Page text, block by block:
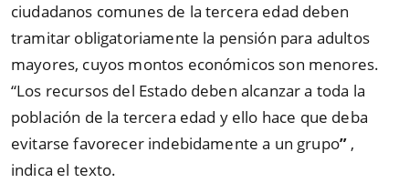
ciudadanos comunes de la tercera edad deben
tramitar obligatoriamente la pensión para adultos
mayores, cuyos montos económicos son menores.
“Los recursos del Estado deben alcanzar a toda la
población de la tercera edad y ello hace que deba
evitarse favorecer indebidamente a un grupo” ,
indica el texto.